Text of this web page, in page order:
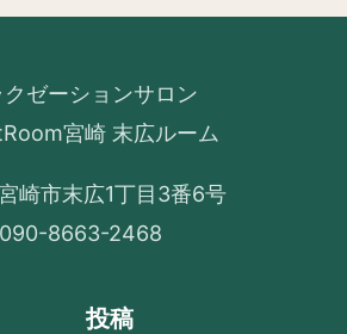
クゼーションサロン
宮崎 末広ルーム
崎市末広1丁目3番6号
090-8663-2468
投稿